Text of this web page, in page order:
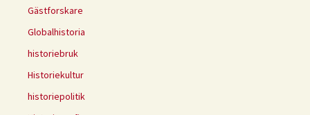
Gästforskare
Globalhistoria
historiebruk
Historiekultur
historiepolitik